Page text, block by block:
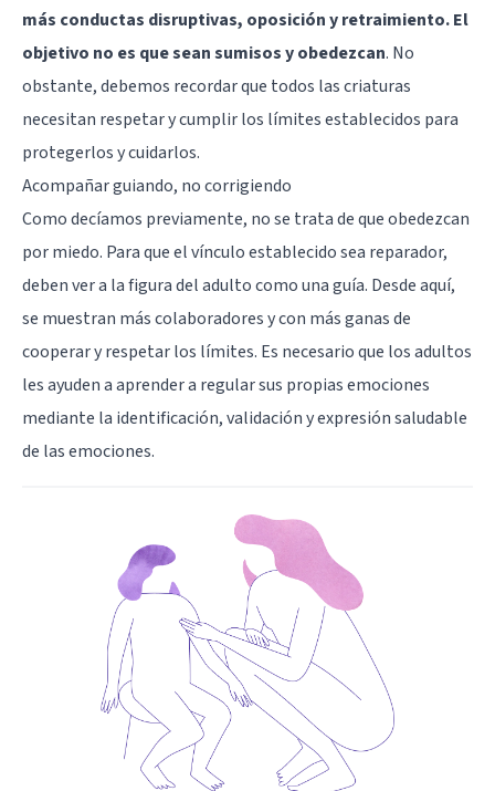
más conductas disruptivas, oposición y retraimiento. El
objetivo no es que sean sumisos y obedezcan. No
obstante, debemos recordar que todos las criaturas
necesitan respetar y cumplir los límites establecidos para
protegerlos y cuidarlos.
Acompañar guiando, no corrigiendo
Como decíamos previamente, no se trata de que obedezcan
por miedo. Para que el vínculo establecido sea reparador,
deben ver a la figura del adulto como una guía. Desde aquí,
se muestran más colaboradores y con más ganas de
cooperar y respetar los límites. Es necesario que los adultos
les ayuden a aprender a regular sus propias emociones
mediante la identificación, validación y expresión saludable
de las emociones.